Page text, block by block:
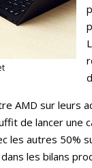
AMD sur leurs
de lancer une
les autres 50%
les bilans